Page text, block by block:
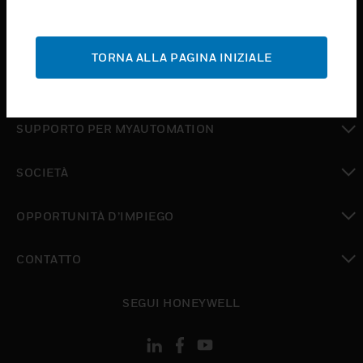
ASSISTENZA
toggle view
toggle view
SUPPORTO PER MYAUTOMATION
SOCIETÀ
OPPORTUNITÀ D’IMPIEGO
CONTATTO
SEGUI HONEYWELL
TORNA ALLA PAGINA INIZIALE